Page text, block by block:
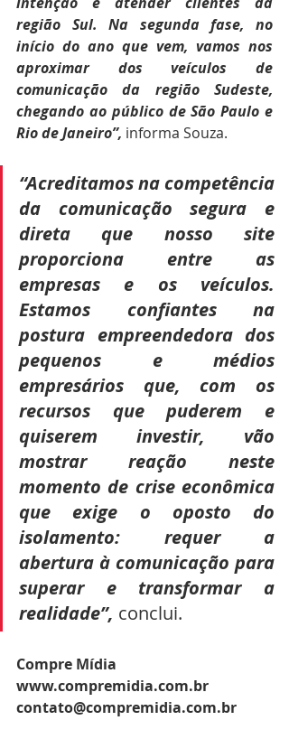
região Sul. Na segunda fase, no
início do ano que vem, vamos nos
aproximar dos veículos de
comunicação da região Sudeste,
chegando ao público de São Paulo e
Rio de Janeiro”, informa Souza.
“Acreditamos na competência
da comunicação segura e
direta que nosso site
proporciona entre as
empresas e os veículos.
Estamos confiantes na
postura empreendedora dos
pequenos e médios
empresários que, com os
recursos que puderem e
quiserem investir, vão
mostrar reação neste
momento de crise econômica
que exige o oposto do
isolamento: requer a
abertura à comunicação para
superar e transformar a
realidade”, conclui.
Compre Mídia
www.compremidia.com.br
contato@compremidia.com.br